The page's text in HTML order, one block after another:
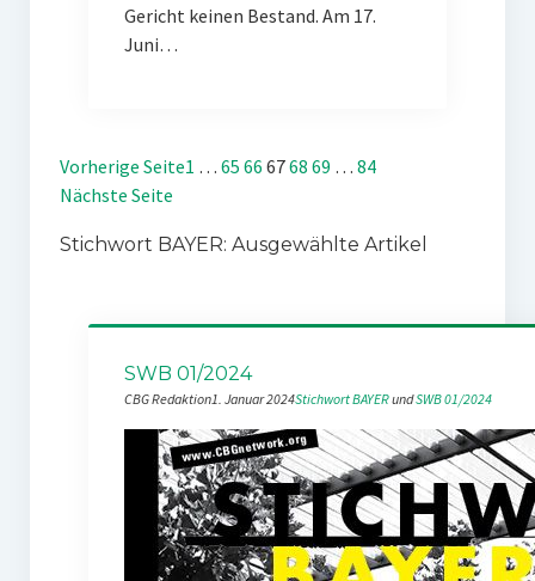
Gericht keinen Bestand. Am 17.
Juni…
Vorherige Seite1 … 65 66 6768 69 … 84
Nächste Seite
Stichwort BAYER: Ausgewählte Artikel
SWB 01/2024
CBG Redaktion1. Januar 2024Stichwort BAYER und SWB 01/2024